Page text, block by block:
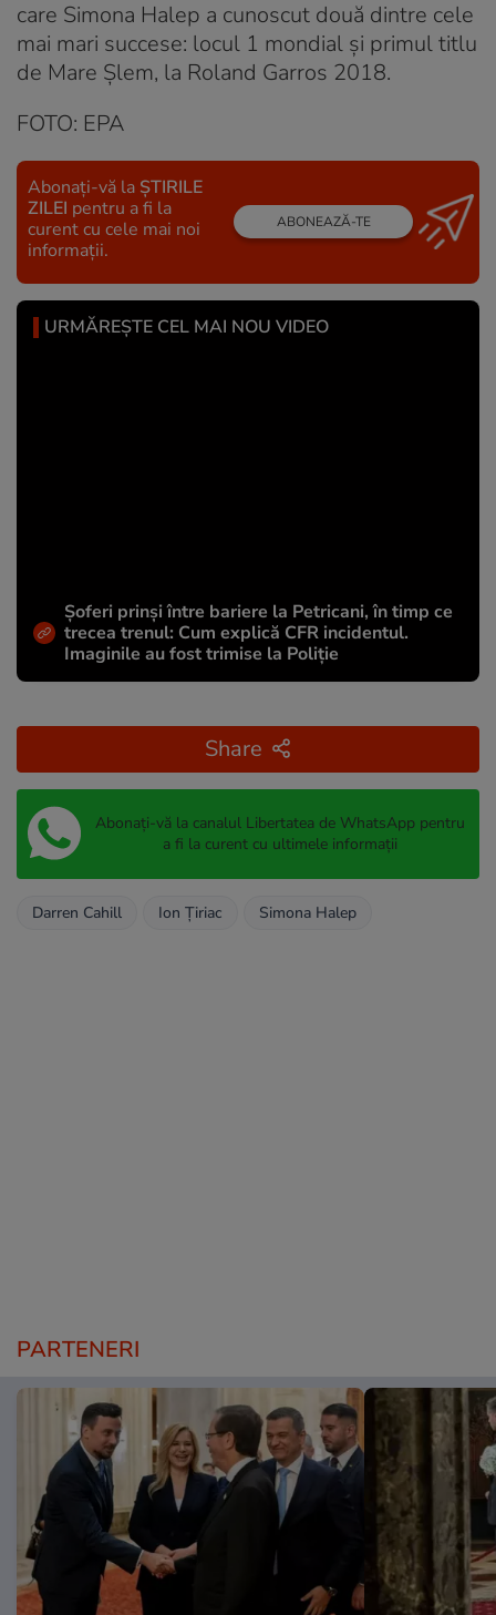
care Simona Halep a cunoscut două dintre cele
mai mari succese: locul 1 mondial și primul titlu
de Mare Șlem, la Roland Garros 2018.
FOTO: EPA
Abonați-vă la ȘTIRILE
ZILEI pentru a fi la
curent cu cele mai noi
informații.
ABONEAZĂ-TE
URMĂREȘTE CEL MAI NOU VIDEO
Șoferi prinși între bariere la Petricani, în timp ce
trecea trenul: Cum explică CFR incidentul.
Imaginile au fost trimise la Poliție
Share
Abonați-vă la canalul Libertatea de WhatsApp pentru
a fi la curent cu ultimele informații
Darren Cahill Ion Țiriac Simona Halep
PARTENERI